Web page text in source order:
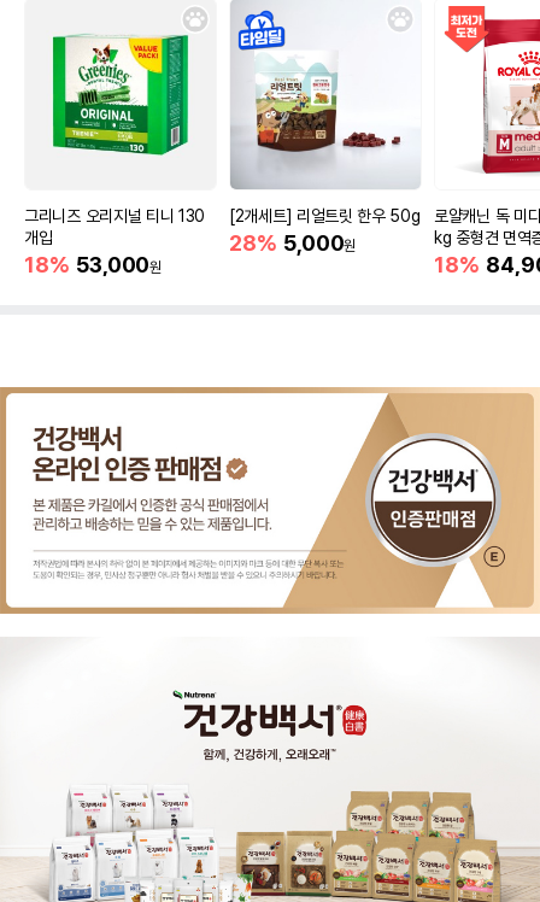
그리니즈 오리지널 티니 130
개입
18% 53,000원
[2개세트] 리얼트릿 한우 50g
28% 5,000원
로얄캐닌 독 미
kg 중형견 면역
18%